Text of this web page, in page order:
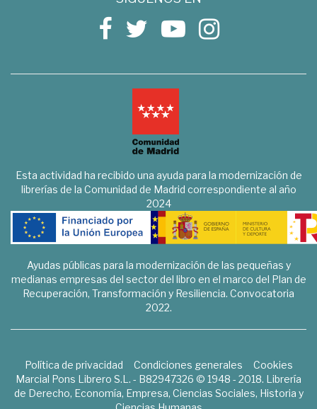
Esta actividad ha recibido una ayuda para la modernización de
librerías de la Comunidad de Madrid correspondiente al año
2024
Ayudas públicas para la modernización de las pequeñas y
medianas empresas del sector del libro en el marco del Plan de
Recuperación, Transformación y Resiliencia. Convocatoria
2022.
Política de privacidad Condiciones generales
Cookies
Marcial Pons Librero S.L. - B82947326 © 1948 - 2018. Librería
de Derecho, Economía, Empresa, Ciencias Sociales, Historia y